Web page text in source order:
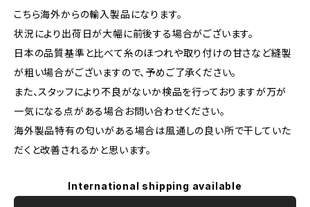
こちら海外からの輸入製品になります。
状況により出荷日が大幅に前後する場合がございます。
日本の品質基準と比べて糸のほつれや取り付けの甘さなど縫製
が粗い場合がございますので、予めご了承ください。
また、スタッフにより不良がないか検品を行っておりますが万が
一気になる点がある場合お問い合わせください。
海外製品特有の匂いがある場合は風通しの良い所で干していた
だくと改善されるかと思います。
International shipping available